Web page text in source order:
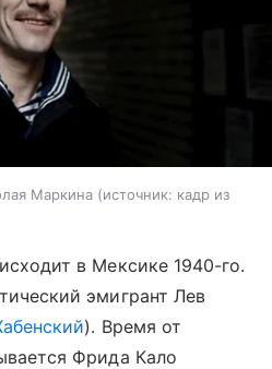
Маркина источник: кадр из
в Мексике 1940-го.
эмигрант Лев
). Время от
Фрида Кало